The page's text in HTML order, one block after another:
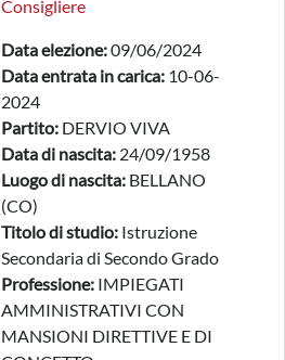
Consigliere
Data elezione:09/06/2024
Data entrata in carica: 10-06-
2024
Partito: DERVIO VIVA
Data di nascita: 24/09/1958
Luogo di nascita: BELLANO
(CO)
Titolo di studio: Istruzione
Secondaria di Secondo Grado
Professione: IMPIEGATI
AMMINISTRATIVI CON
MANSIONI DIRETTIVE E DI